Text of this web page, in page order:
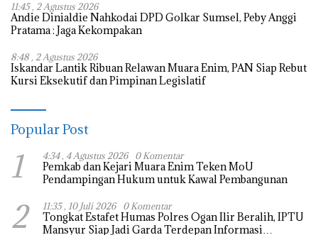
11:45 , 2 Agustus 2026
Andie Dinialdie Nahkodai DPD Golkar Sumsel, Peby Anggi
Pratama : Jaga Kekompakan
8:48 , 2 Agustus 2026
Iskandar Lantik Ribuan Relawan Muara Enim, PAN Siap Rebut
Kursi Eksekutif dan Pimpinan Legislatif
Popular Post
1 4:34 , 4 Agustus 2026 0 Komentar
Pemkab dan Kejari Muara Enim Teken MoU
Pendampingan Hukum untuk Kawal Pembangunan
2 11:35 , 10 Juli 2026 0 Komentar
Tongkat Estafet Humas Polres Ogan Ilir Beralih, IPTU
Mansyur Siap Jadi Garda Terdepan Informasi